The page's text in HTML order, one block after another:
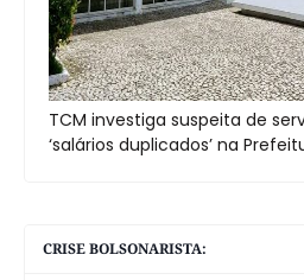
TCM investiga suspeita de
‘salários duplicados’ na
CRISE BOLSONARISTA: